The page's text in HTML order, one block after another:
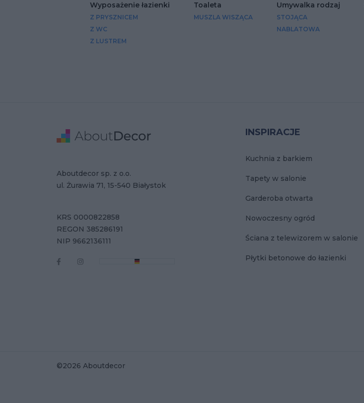
Wyposażenie łazienki
Z PRYSZNICEM
Z WC
Z LUSTREM
Toaleta
MUSZLA WISZĄCA
Umywalka rodzaj
STOJĄCA
NABLATOWA
INSPIRACJE
Kuchnia z barkiem
Tapety w salonie
Garderoba otwarta
Nowoczesny ogród
Ściana z telewizorem w salonie
Płytki betonowe do łazienki
Adres
Aboutdecor sp. z o.o.
ul. Żurawia 71, 15-540 Białystok
Dane Firmy
KRS 0000822858
REGON 385286191
NIP 9662136111
©2026 Aboutdecor